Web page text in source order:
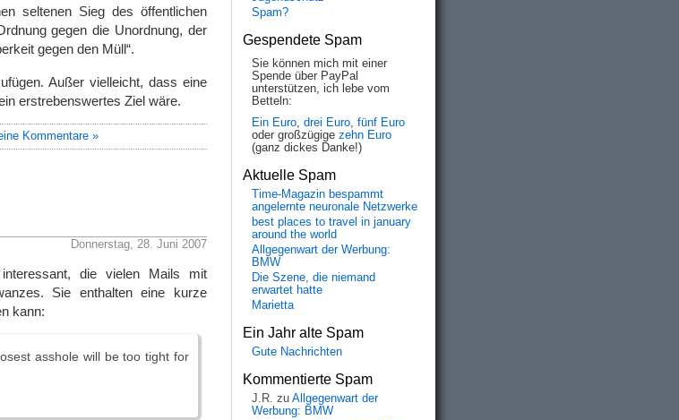
seltenen Sieg des öffentlichen
gegen die Unordnung, der
gegen den Müll“.
Außer vielleicht, dass eine
erstrebenswertes Ziel wäre.
Kommentare »
Donnerstag, 28. Juni 2007
die vielen Mails mit
Sie enthalten eine kurze
kann:
asshole will be too tight for
Spam?
Gespendete Spam
Sie können mich mit einer
Spende über PayPal
unterstützen, ich lebe vom
Betteln:
Ein Euro, drei Euro, fünf Euro
oder großzügige zehn Euro
(ganz dickes Danke!)
Aktuelle Spam
Time-Magazin bespammt
angelernte neuronale Netzwerke
best places to travel in january
around the world
Allgegenwart der Werbung:
BMW
Die Szene, die niemand
erwartet hatte
Marietta
Ein Jahr alte Spam
Gute Nachrichten
Kommentierte Spam
J.R. zu Allgegenwart der
Werbung: BMW